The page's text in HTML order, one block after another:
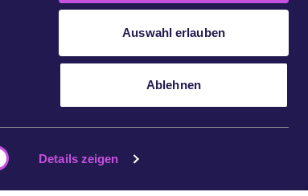
Details zeigen
Auswahl erlauben
Ablehnen